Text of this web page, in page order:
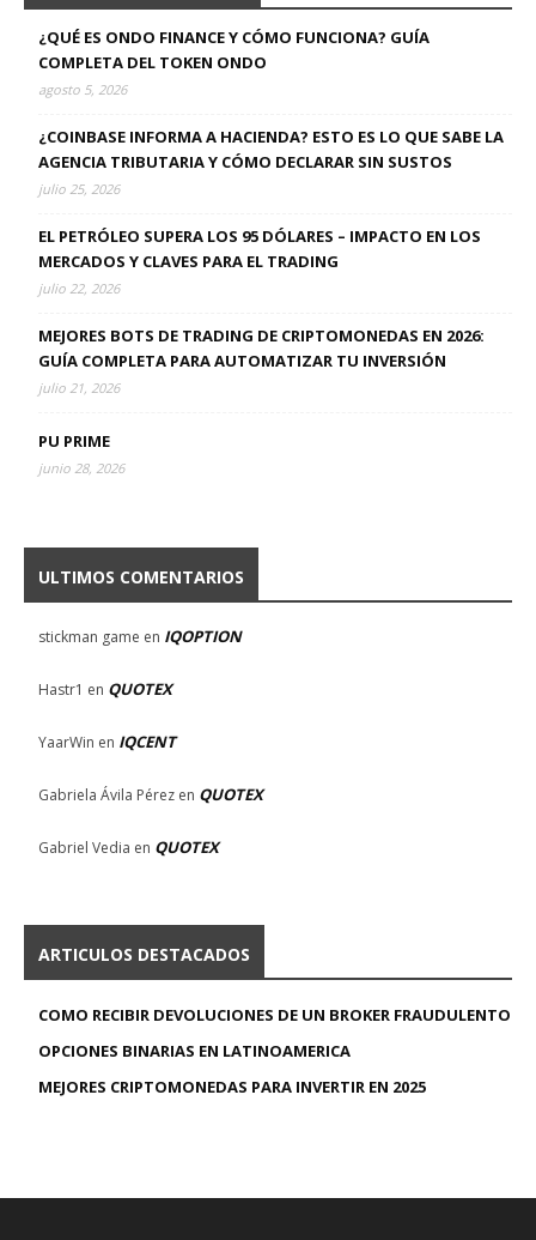
¿QUÉ ES ONDO FINANCE Y CÓMO FUNCIONA? GUÍA
COMPLETA DEL TOKEN ONDO
agosto 5, 2026
¿COINBASE INFORMA A HACIENDA? ESTO ES LO QUE SABE LA
AGENCIA TRIBUTARIA Y CÓMO DECLARAR SIN SUSTOS
julio 25, 2026
EL PETRÓLEO SUPERA LOS 95 DÓLARES – IMPACTO EN LOS
MERCADOS Y CLAVES PARA EL TRADING
julio 22, 2026
MEJORES BOTS DE TRADING DE CRIPTOMONEDAS EN 2026:
GUÍA COMPLETA PARA AUTOMATIZAR TU INVERSIÓN
julio 21, 2026
PU PRIME
junio 28, 2026
ULTIMOS COMENTARIOS
stickman game en IQOPTION
Hastr1 en QUOTEX
YaarWin en IQCENT
Gabriela Ávila Pérez en QUOTEX
Gabriel Vedia en QUOTEX
ARTICULOS DESTACADOS
COMO RECIBIR DEVOLUCIONES DE UN BROKER FRAUDULENTO
OPCIONES BINARIAS EN LATINOAMERICA
MEJORES CRIPTOMONEDAS PARA INVERTIR EN 2025